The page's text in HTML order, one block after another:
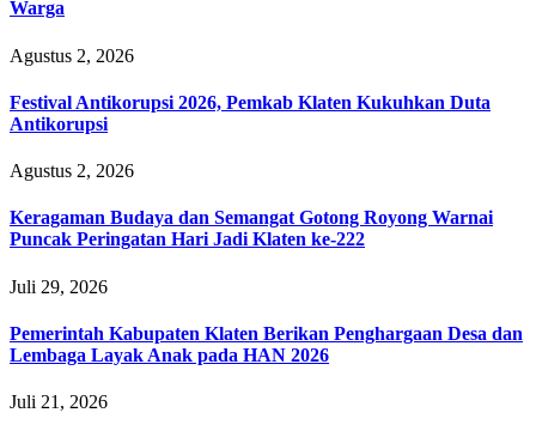
Warga
Agustus 2, 2026
Festival Antikorupsi 2026, Pemkab Klaten Kukuhkan Duta
Antikorupsi
Agustus 2, 2026
Keragaman Budaya dan Semangat Gotong Royong Warnai
Puncak Peringatan Hari Jadi Klaten ke-222
Juli 29, 2026
Pemerintah Kabupaten Klaten Berikan Penghargaan Desa dan
Lembaga Layak Anak pada HAN 2026
Juli 21, 2026